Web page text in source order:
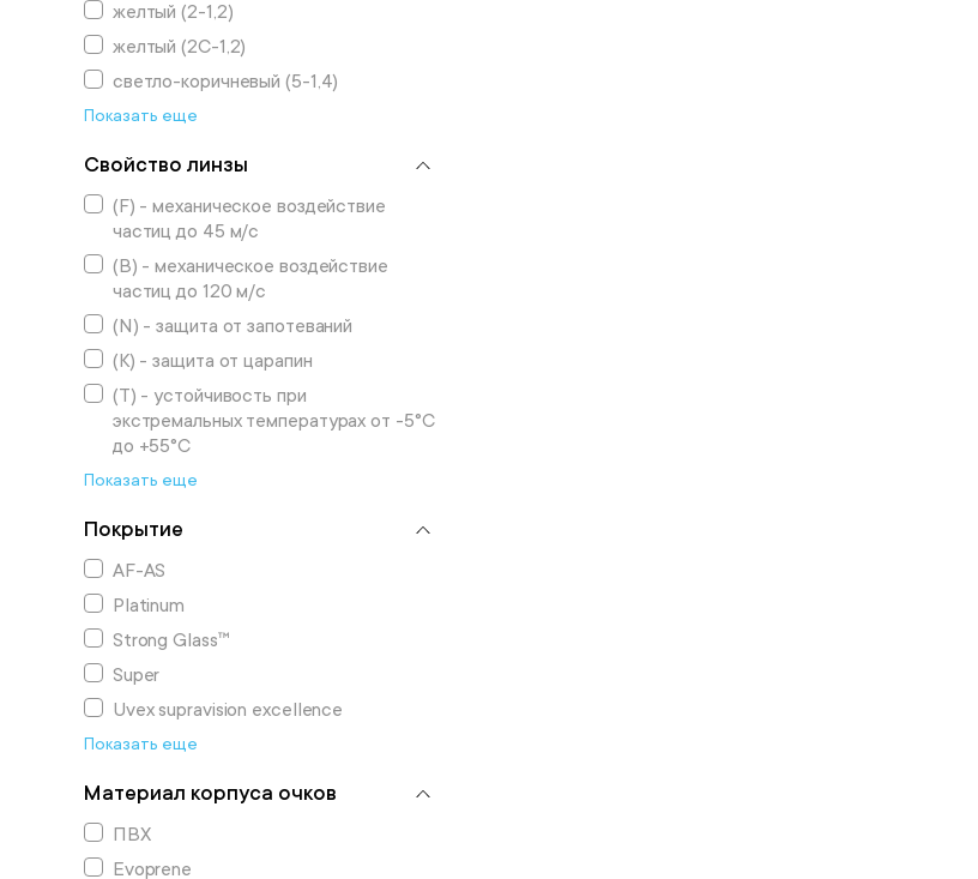
желтый (2-1,2)
желтый (2C-1,2)
светло-коричневый (5-1,4)
Показать еще
Свойство линзы
(F) - механическое воздействие
частиц до 45 м/с
(B) - механическое воздействие
частиц до 120 м/с
(N) - защита от запотеваний
(К) - защита от царапин
(T) - устойчивость при
экстремальных температурах от -5°С
до +55°С
Показать еще
Покрытие
AF-АS
Platinum
Strong Glass™
Super
Uvex supravision excellence
Показать еще
Материал корпуса очков
ПВХ
Evoprene